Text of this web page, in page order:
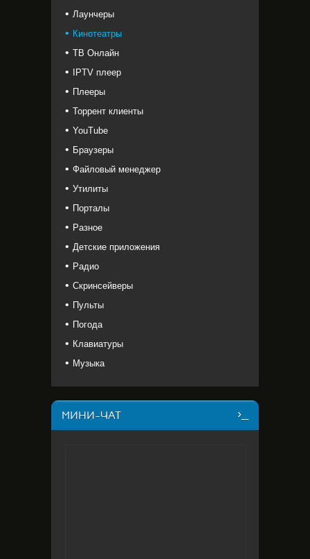
Лаунчеры
Кинотеатры
ТВ Онлайн
IPTV плеер
Плееры
Торрент клиенты
YouTube
Браузеры
Файловый менеджер
Утилиты
Порталы
Разное
Детские приложения
Радио
Скринсейверы
Пульты
Погода
Клавиатуры
Музыка
МИНИ-ЧАТ